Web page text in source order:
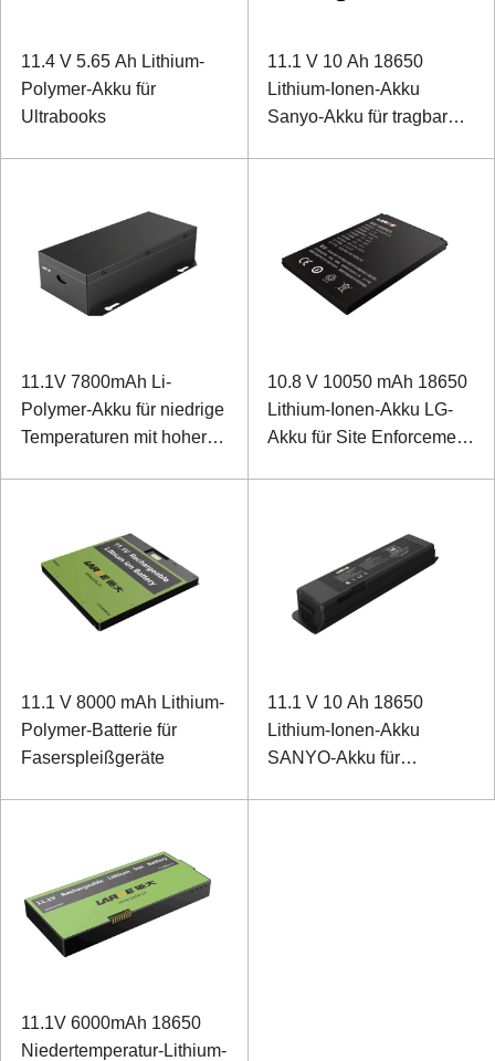
11.4 V 5.65 Ah Lithium-
Polymer-Akku für
Ultrabooks
11.1 V 10 Ah 18650
Lithium-Ionen-Akku
Sanyo-Akku für tragbare
11.1V 7800mAh Li-
Polymer-Akku für niedrige
Temperaturen mit hoher
10.8 V 10050 mAh 18650
Lithium-Ionen-Akku LG-
Akku für Site Enforcement
11.1 V 8000 mAh Lithium-
Polymer-Batterie für
Faserspleißgeräte
11.1 V 10 Ah 18650
Lithium-Ionen-Akku
SANYO-Akku für
11.1V 6000mAh 18650
Niedertemperatur-Lithium-